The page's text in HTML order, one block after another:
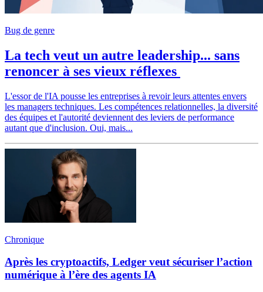
Bug de genre
La tech veut un autre leadership... sans
renoncer à ses vieux réflexes
L'essor de l'IA pousse les entreprises à revoir leurs attentes envers
les managers techniques. Les compétences relationnelles, la diversité
des équipes et l'autorité deviennent des leviers de performance
autant que d'inclusion. Oui, mais...
Chronique
Après les cryptoactifs, Ledger veut sécuriser l’action
numérique à l’ère des agents IA